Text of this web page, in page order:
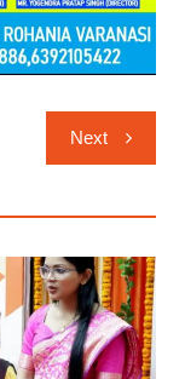
Next